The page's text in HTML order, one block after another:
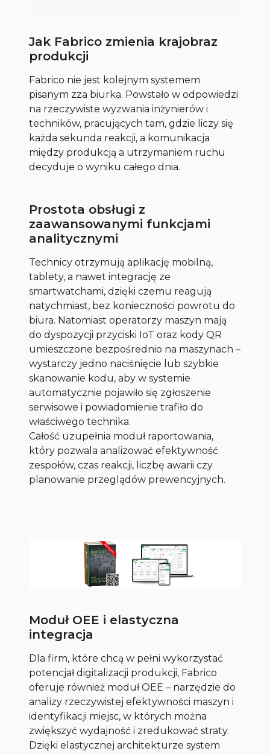
Jak Fabrico zmienia krajobraz
produkcji
Fabrico nie jest kolejnym systemem
pisanym zza biurka. Powstało w odpowiedzi
na rzeczywiste wyzwania inżynierów i
techników, pracujących tam, gdzie liczy się
każda sekunda reakcji, a komunikacja
między produkcją a utrzymaniem ruchu
decyduje o wyniku całego dnia.
Prostota obsługi z
zaawansowanymi funkcjami
analitycznymi
Technicy otrzymują aplikację mobilną,
tablety, a nawet integrację ze
smartwatchami, dzięki czemu reagują
natychmiast, bez konieczności powrotu do
biura. Natomiast operatorzy maszyn mają
do dyspozycji przyciski IoT oraz kody QR
umieszczone bezpośrednio na maszynach –
wystarczy jedno naciśnięcie lub szybkie
skanowanie kodu, aby w systemie
automatycznie pojawiło się zgłoszenie
serwisowe i powiadomienie trafiło do
właściwego technika.
Całość uzupełnia moduł raportowania,
który pozwala analizować efektywność
zespołów, czas reakcji, liczbę awarii czy
planowanie przeglądów prewencyjnych.
Moduł OEE i elastyczna
integracja
Dla firm, które chcą w pełni wykorzystać
potencjał digitalizacji produkcji, Fabrico
oferuje również moduł OEE – narzędzie do
analizy rzeczywistej efektywności maszyn i
identyfikacji miejsc, w których można
zwiększyć wydajność i zredukować straty.
Dzięki elastycznej architekturze system